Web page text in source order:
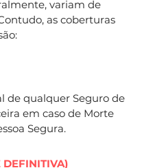
variam de
as coberturas
de qualquer Seguro de
em caso de Morte
Segura.
DEFINITIVA)